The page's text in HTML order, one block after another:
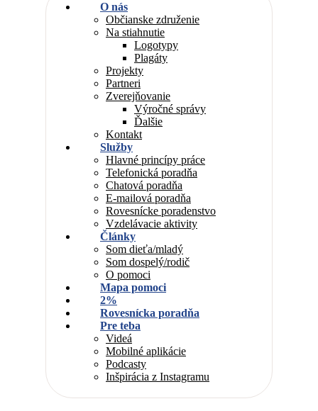
O nás
Občianske združenie
Na stiahnutie
Logotypy
Plagáty
Projekty
Partneri
Zverejňovanie
Výročné správy
Ďalšie
Kontakt
Služby
Hlavné princípy práce
Telefonická poradňa
Chatová poradňa
E-mailová poradňa
Rovesnícke poradenstvo
Vzdelávacie aktivity
Články
Som dieťa/mladý
Som dospelý/rodič
O pomoci
Mapa pomoci
2%
Rovesnícka poradňa
Pre teba
Videá
Mobilné aplikácie
Podcasty
Inšpirácia z Instagramu